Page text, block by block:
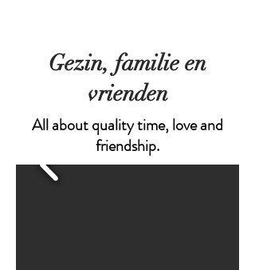
Gezin, familie en
vrienden
All about quality time, love and
friendship.